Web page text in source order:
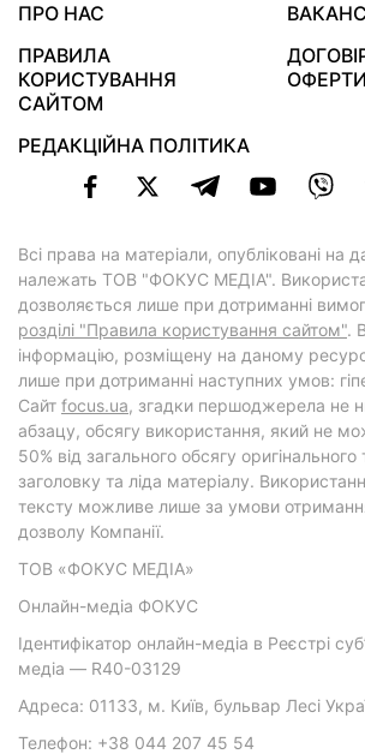
ПРО НАС
ПРАВИЛА
КОРИСТУВАННЯ
САЙТОМ
ОФЕРТИ
РЕДАКЦІЙНА ПОЛІТИКА
Всі права на матеріали, опубліковані на
належать ТОВ "ФОКУС МЕДІА".
дозволяється лише при дотриманні
розділі "Правила користування сайтом".
інформацію, розміщену на даному
лише при дотриманні наступних умов:
Cайт focus.ua, згадки першоджерела не
абзацу, обсягу використання, який не
50% від загального обсягу оригінального
заголовку та ліда матеріалу.
тексту можливе лише за умови
дозволу Компанії.
ТОВ «ФОКУС МЕДІА»
Онлайн-медіа ФОКУС
Ідентифікатор онлайн-медіа в Реєстрі
медіа — R40-03129
Адреса: 01133, м. Київ, бульвар Лесі
Телефон: +38 044 207 45 54